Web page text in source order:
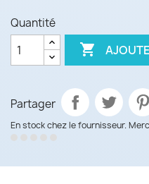
Quantité

Partager
En stock chez le fournisseur.